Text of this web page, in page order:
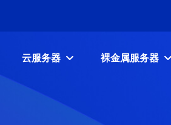
云服务器 裸金属服务器